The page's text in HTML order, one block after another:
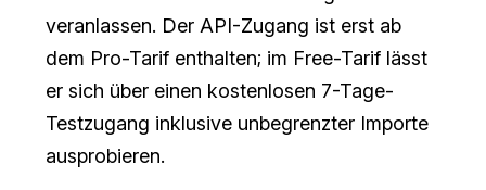
veranlassen. Der API-Zugang ist erst ab
dem Pro-Tarif enthalten; im Free-Tarif lässt
er sich über einen kostenlosen 7-Tage-
Testzugang inklusive unbegrenzter Importe
ausprobieren.